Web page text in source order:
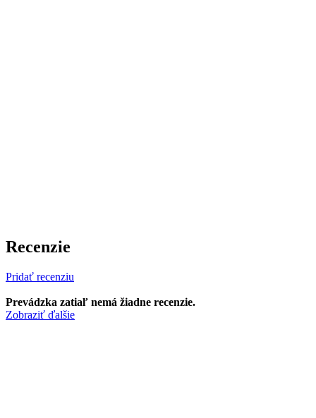
Recenzie
Pridať recenziu
Prevádzka zatiaľ nemá žiadne recenzie.
Zobraziť ďalšie